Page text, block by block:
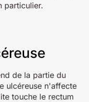
particulier.
de la partie du
ulcéreuse n'affecte
touche le rectum